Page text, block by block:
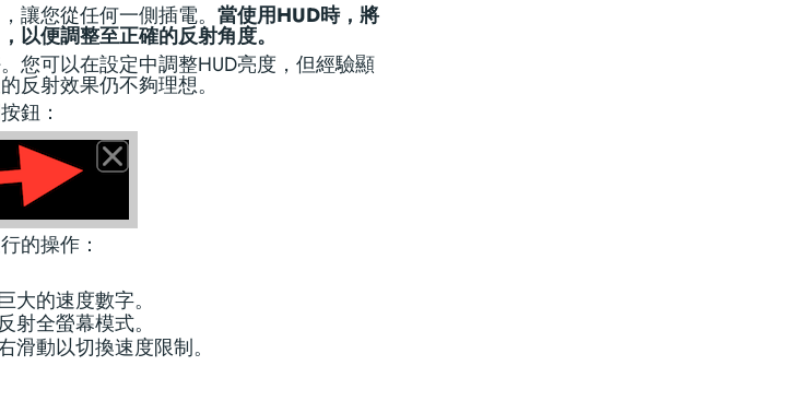
讓您從任何一側插電。 當使用HUD時，將
以便調整至正確的反射角度。
您可以在設定中調整HUD亮度，但經驗顯
反射效果仍不夠理想。
鈕：
的操作：
大的速度數字。
射全螢幕模式。
滑動以切換速度限制。